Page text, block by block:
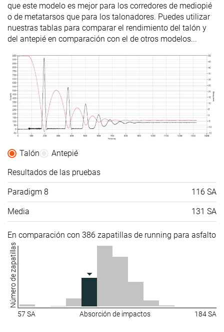
que este modelo es mejor para los corredores de mediopié
o de metatarsos que para los talonadores. Puedes utilizar
nuestras tablas para comparar el rendimiento del talón y
del antepié en comparación con el de otros modelos...
Talón
Antepié
Resultados de las pruebas
Paradigm 8 116 SA
Media 131 SA
En comparación con 386 zapatillas de running para asfalto
Número de zapatillas
57 SA Absorción de impactos 184 SA